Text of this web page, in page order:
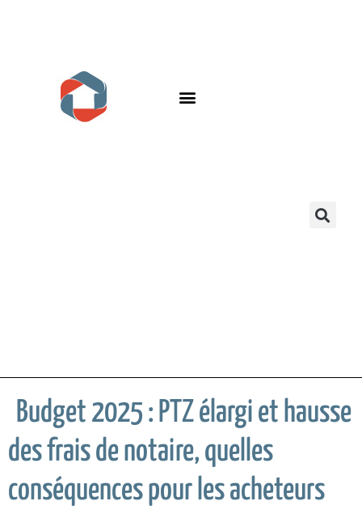
Budget 2025 : PTZ élargi et hausse
des frais de notaire, quelles
conséquences pour les acheteurs